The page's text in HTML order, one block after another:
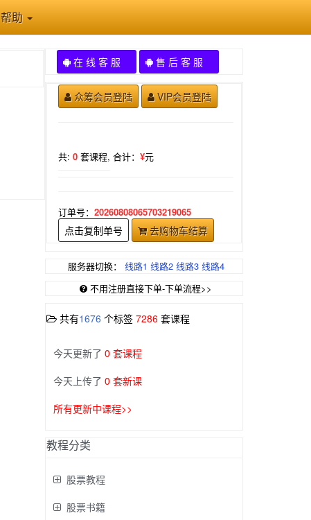
帮助
在 线 客 服 售 后 客 服
众筹会员登陆 VIP会员登陆
共:0 套课程, 合计：¥元
订单号：20260808065703219065
点击复制单号 去购物车结算
服务器切换： 线路1 线路2 线路3 线路4
不用注册直接下单-下单流程>>
共有1676 个标签7286套课程
今天更新了 0 套课程
今天上传了 0 套新课
所有更新中课程>>
教程分类
股票教程
股票书籍